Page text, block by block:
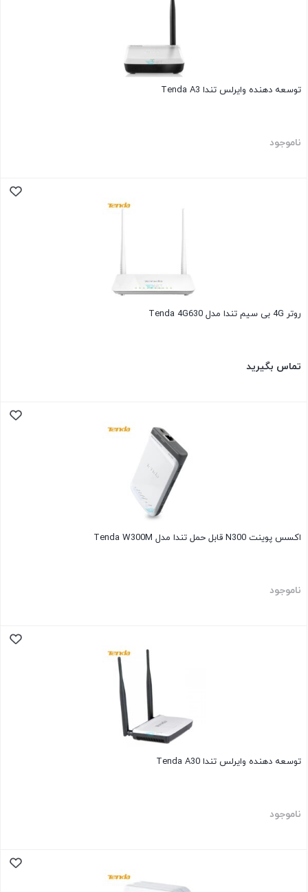
توسعه دهنده وایرلس تندا Tenda A3
ناموجود
روتر 4G بی سیم تندا مدل Tenda 4G630
تماس بگیرید
اکسس پوینت N300 قابل حمل تندا مدل Tenda W300M
ناموجود
توسعه دهنده وایرلس تندا Tenda A30
ناموجود